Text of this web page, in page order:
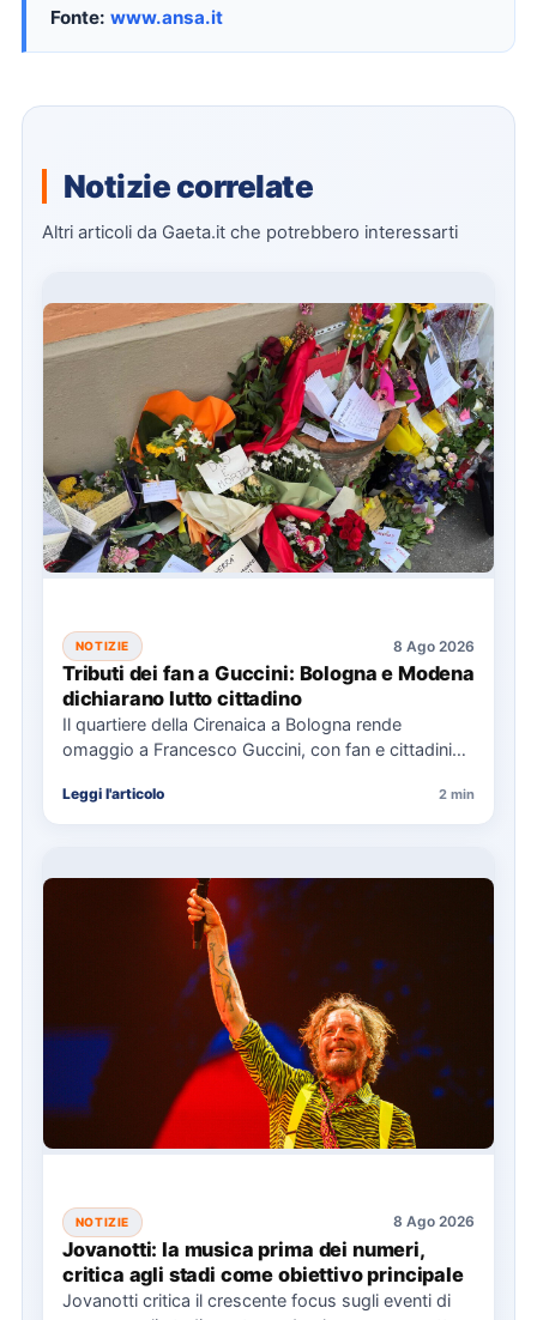
Fonte: www.ansa.it
Notizie correlate
Altri articoli da Gaeta.it che potrebbero interessarti
NOTIZIE 8 Ago 2026
Tributi dei fan a Guccini: Bologna e Modena
dichiarano lutto cittadino
Il quartiere della Cirenaica a Bologna rende
omaggio a Francesco Guccini, con fan e cittadini
Leggi l'articolo 2 min
NOTIZIE 8 Ago 2026
Jovanotti: la musica prima dei numeri,
critica agli stadi come obiettivo principale
Jovanotti critica il crescente focus sugli eventi di